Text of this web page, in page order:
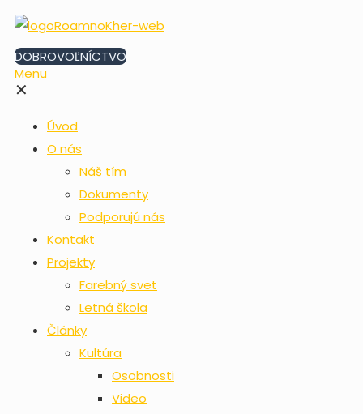
DOBROVOĽNÍCTVO
Menu
✕
Úvod
O nás
Náš tím
Dokumenty
Podporujú nás
Kontakt
Projekty
Farebný svet
Letná škola
Články
Kultúra
Osobnosti
Video